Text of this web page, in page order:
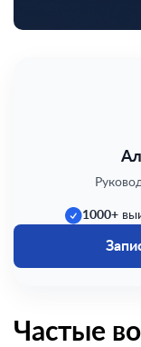
1000+
Частые